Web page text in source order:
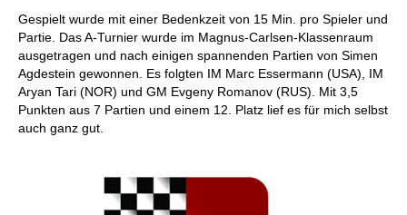
Gespielt wurde mit einer Bedenkzeit von 15 Min. pro Spieler und
Partie. Das A-Turnier wurde im Magnus-Carlsen-Klassenraum
ausgetragen und nach einigen spannenden Partien von Simen
Agdestein gewonnen. Es folgten IM Marc Essermann (USA), IM
Aryan Tari (NOR) und GM Evgeny Romanov (RUS). Mit 3,5
Punkten aus 7 Partien und einem 12. Platz lief es für mich selbst
auch ganz gut.